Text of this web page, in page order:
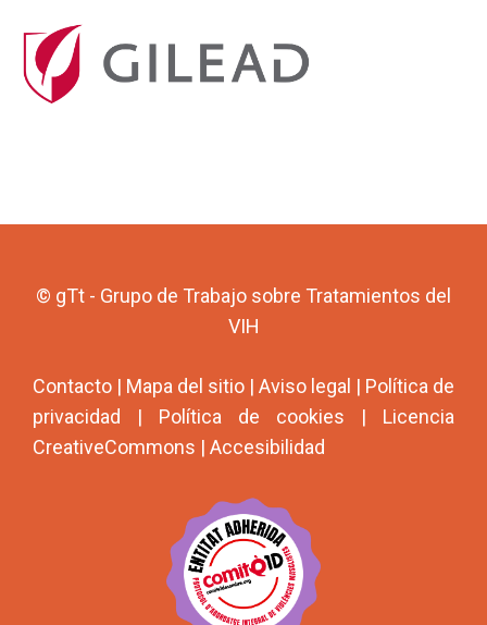
© gTt - Grupo de Trabajo sobre Tratamientos del
VIH
Contacto | Mapa del sitio | Aviso legal | Política de
privacidad | Política de cookies | Licencia
CreativeCommons | Accesibilidad